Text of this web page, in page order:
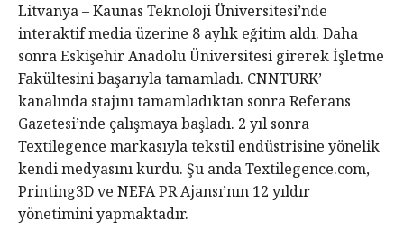
Litvanya – Kaunas Teknoloji Üniversitesi’nde
interaktif media üzerine 8 aylık eğitim aldı. Daha
sonra Eskişehir Anadolu Üniversitesi girerek İşletme
Fakültesini başarıyla tamamladı. CNNTURK’
kanalında stajını tamamladıktan sonra Referans
Gazetesi’nde çalışmaya başladı. 2 yıl sonra
Textilegence markasıyla tekstil endüstrisine yönelik
kendi medyasını kurdu. Şu anda Textilegence.com,
Printing3D ve NEFA PR Ajansı’nın 12 yıldır
yönetimini yapmaktadır.